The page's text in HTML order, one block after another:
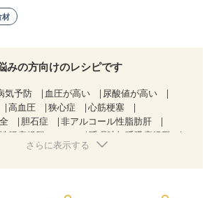
材
みの方向けのレシピです
気予防 血圧が高い
尿酸値が高い
高血圧 狭心症
心筋梗塞
胆石症
非アルコール性脂肪肝
腸症候群（IBS）
睡眠時無呼吸症候群
糖尿病性腎症（第２期）
さらに表示する